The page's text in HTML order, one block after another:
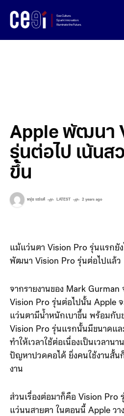
Apple พัฒนา
รุ่นต่อไป เน้นส
ขึ้น
หนุ่ย แซ่แต้ LATEST 2 years ago
แม้แว่นตา Vision Pro รุ่นแรกยั
พัฒนา Vision Pro รุ่นต่อไปแล้ว
จากรายงานของ Mark
Vision Pro รุ่นต่อไปนั้น Apple
แว่นตามีน้ำหนักเบาขึ้น พร้อมกับ
Vision Pro รุ่นแรกนั้นมีขนาดแล
ทำให้เวลาใช้ต่อเนื่องเป็นเวลาน
ปัญหาปวดคอได้ ยิ่งคนใช้งานสั้น
งาน
ส่วนเรื่องต่อมาก็คือ Vision Pro
แว่นนสายตา ในตอนนี้ Apple ว